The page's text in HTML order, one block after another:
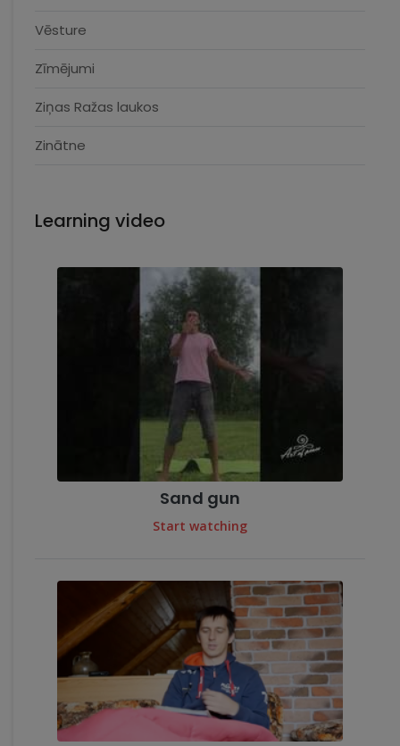
Vēsture
Zīmējumi
Ziņas Ražas laukos
Zinātne
Learning video
Sand gun
Start watching